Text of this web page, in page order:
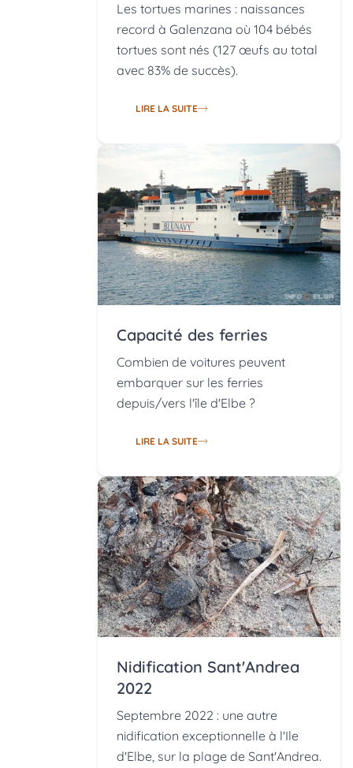
Les tortues marines : naissances
record à Galenzana où 104 bébés
tortues sont nés (127 œufs au total
avec 83% de succès).
LIRE LA SUITE
Capacité des ferries
Combien de voitures peuvent
embarquer sur les ferries
depuis/vers l'île d'Elbe ?
LIRE LA SUITE
Nidification Sant'Andrea
2022
Septembre 2022 : une autre
nidification exceptionnelle à l'Ile
d'Elbe, sur la plage de Sant'Andrea.